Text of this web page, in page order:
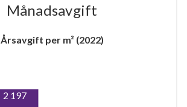
Månadsavgift
Årsavgift per m² (2022)
2 197